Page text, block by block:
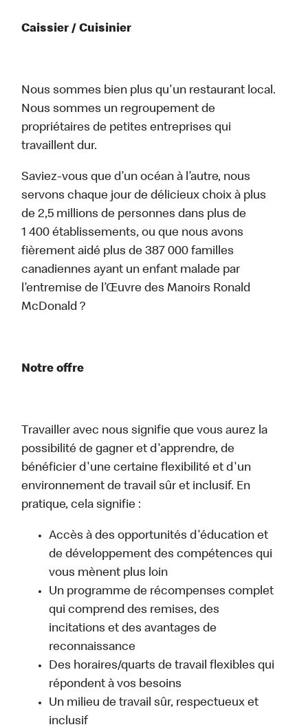
Caissier / Cuisinier
Nous sommes bien plus qu'un restaurant local.
Nous sommes un regroupement de
propriétaires de petites entreprises qui
travaillent dur.
Saviez-vous que d’un océan à l’autre, nous
servons chaque jour de délicieux choix à plus
de 2,5 millions de personnes dans plus de
1 400 établissements, ou que nous avons
fièrement aidé plus de 387 000 familles
canadiennes ayant un enfant malade par
l’entremise de l’Œuvre des Manoirs Ronald
McDonald ?
Notre offre
Travailler avec nous signifie que vous aurez la
possibilité de gagner et d'apprendre, de
bénéficier d'une certaine flexibilité et d'un
environnement de travail sûr et inclusif. En
pratique, cela signifie :
Accès à des opportunités d'éducation et
de développement des compétences qui
vous mènent plus loin
Un programme de récompenses complet
qui comprend des remises, des
incitations et des avantages de
reconnaissance
Des horaires/quarts de travail flexibles qui
répondent à vos besoins
Un milieu de travail sûr, respectueux et
inclusif